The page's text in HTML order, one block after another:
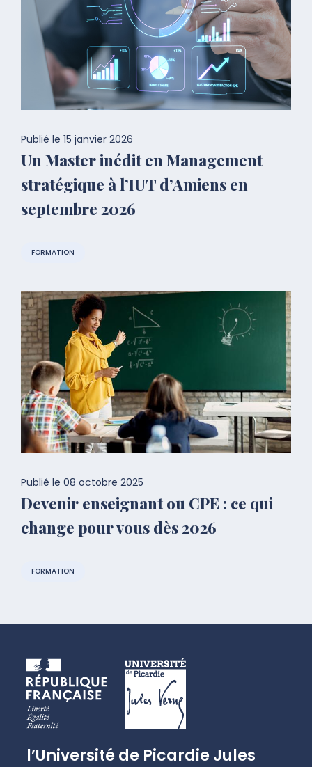
Publié le 15 janvier 2026
Un Master inédit en Management
stratégique à l’IUT d’Amiens en
septembre 2026
FORMATION
Publié le 08 octobre 2025
Devenir enseignant ou CPE : ce qui
change pour vous dès 2026
FORMATION
l’Université de Picardie Jules